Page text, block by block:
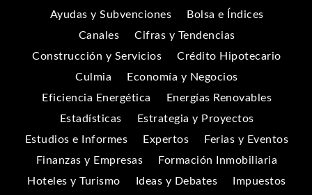
Ayudas y Subvenciones
Bolsa e Índices
Canales
Cifras y Tendencias
Construcción y Servicios
Crédito Hipotecario
Culmia
Economía y Negocios
Eficiencia Energética
Energías Renovables
Estadísticas
Estrategia y Proyectos
Estudios e Informes
Expertos
Ferias y Eventos
Finanzas y Empresas
Formación Inmobiliaria
Hoteles y Turismo
Ideas y Debates
Impuestos